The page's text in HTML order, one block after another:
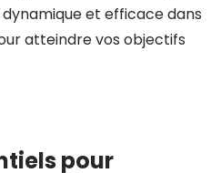
et efficace dans
atteindre vos objectifs
pour